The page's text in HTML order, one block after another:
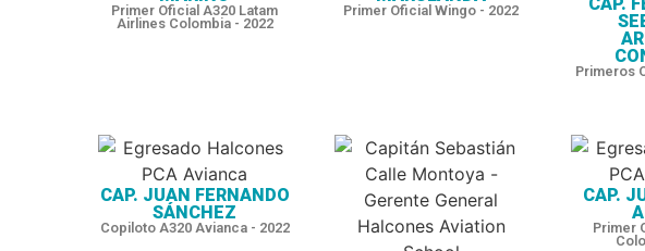
Primer Oficial A320 Latam
Airlines Colombia - 2022
Primer Oficial Wingo - 2022
CAP.
Primeros
CAP. JUAN FERNANDO
SÁNCHEZ
Copiloto A320 Avianca - 2022
CAP.
Primer